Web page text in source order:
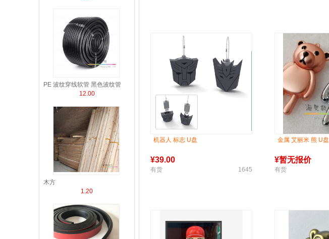
PE 波纹穿线软管 黑色波纹管
12.00
木方
1.20
机器人 标志 U盘
¥39.00
有货 1645
金属 艾丽米 熊 U盘
¥暂无报价
有货